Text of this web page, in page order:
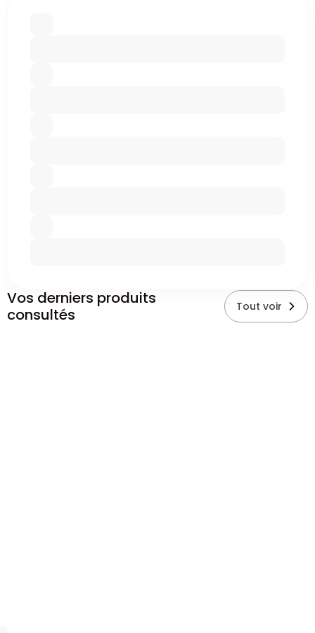
Vos derniers produits
consultés
Tout voir